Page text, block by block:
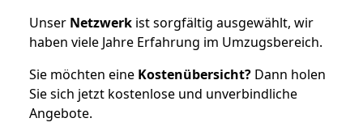
Unser Netzwerk ist sorgfältig ausgewählt, wir
haben viele Jahre Erfahrung im Umzugsbereich.
Sie möchten eine Kostenübersicht? Dann holen
Sie sich jetzt kostenlose und unverbindliche
Angebote.